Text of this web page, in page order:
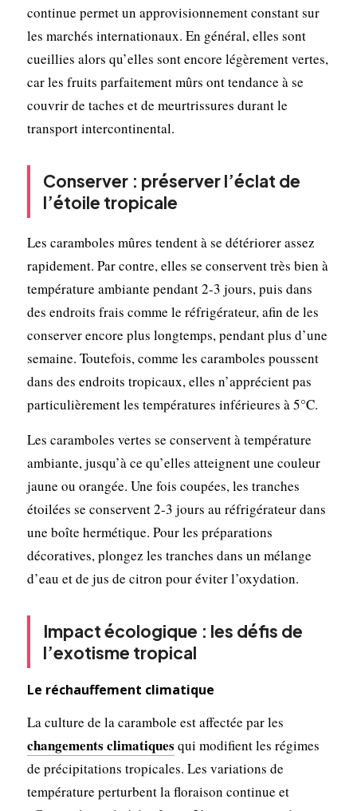
continue permet un approvisionnement constant sur
les marchés internationaux. En général, elles sont
cueillies alors qu’elles sont encore légèrement vertes,
car les fruits parfaitement mûrs ont tendance à se
couvrir de taches et de meurtrissures durant le
transport intercontinental.
Conserver : préserver l’éclat de
l’étoile tropicale
Les caramboles mûres tendent à se détériorer assez
rapidement. Par contre, elles se conservent très bien à
température ambiante pendant 2-3 jours, puis dans
des endroits frais comme le réfrigérateur, afin de les
conserver encore plus longtemps, pendant plus d’une
semaine. Toutefois, comme les caramboles poussent
dans des endroits tropicaux, elles n’apprécient pas
particulièrement les températures inférieures à 5°C.
Les caramboles vertes se conservent à température
ambiante, jusqu’à ce qu’elles atteignent une couleur
jaune ou orangée. Une fois coupées, les tranches
étoilées se conservent 2-3 jours au réfrigérateur dans
une boîte hermétique. Pour les préparations
décoratives, plongez les tranches dans un mélange
d’eau et de jus de citron pour éviter l’oxydation.
Impact écologique : les défis de
l’exotisme tropical
Le réchauffement climatique
La culture de la carambole est affectée par les
changements climatiques qui modifient les régimes
de précipitations tropicales. Les variations de
température perturbent la floraison continue et